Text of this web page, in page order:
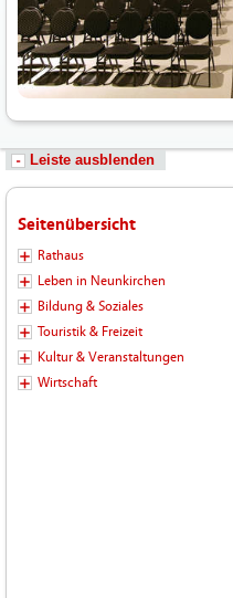
Leiste ausblenden
Seitenübersicht
Rathaus
Leben in Neunkirchen
Bildung & Soziales
Touristik & Freizeit
Kultur & Veranstaltungen
Wirtschaft